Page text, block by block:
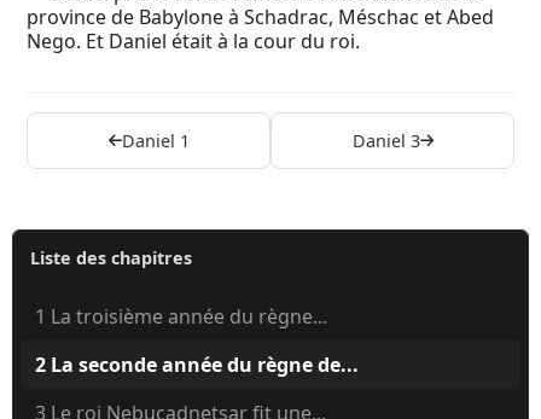
province de Babylone à Schadrac, Méschac et Abed
Nego. Et Daniel était à la cour du roi.
Daniel 1 Daniel 3
Liste des chapitres
1 La troisième année du règne...
2 La seconde année du règne de...
3 Le roi Nebucadnetsar fit une...